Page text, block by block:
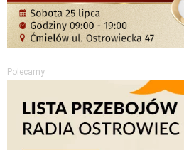
Polecamy